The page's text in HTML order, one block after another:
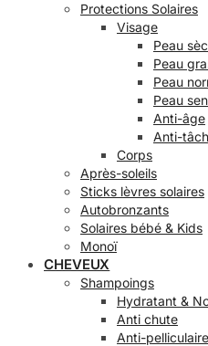
Protections Solaires
Visage
Peau
Peau
Peau
Peau
Anti-âge
Anti-
Corps
Après-soleils
Sticks lèvres solaires
Autobronzants
Solaires bébé & Kids
Monoï
CHEVEUX
Shampoings
Hydratant &
Anti chute
Anti-